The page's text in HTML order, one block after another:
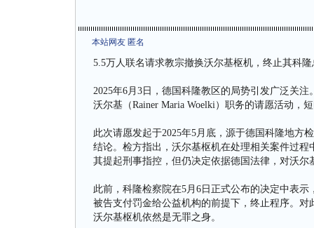
本站网友 匿名
5.5万人联名请求教宗撤换沃尔基枢机，终止其科
2025年6月3日，德国科隆教区的局势引发广泛关
沃尔基（Rainer Maria Woelki）职务的请愿活动，
此次请愿发起于2025年5月底，源于德国科隆地方
结论。检方指出，沃尔基枢机在处理相关案件过
其提起刑事指控，但仍决定依据德国法律，对沃尔
此前，科隆检察院在5月6日正式公布的决定中表
被告支付罚金给公益机构的前提下，终止程序。
沃尔基枢机依然是无罪之身。